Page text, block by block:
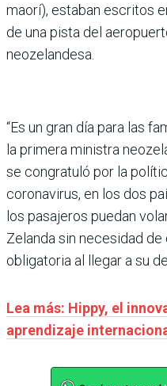
maorí), estaban escritos
de una pista del
neozelandesa.
“Es un gran día para las
la primera ministra
se congratuló por la
coronavirus, en los dos
los pasajeros puedan
Zelanda sin necesidad
obligatoria al llegar a su
Lea más: Hippy, el
aprendizaje